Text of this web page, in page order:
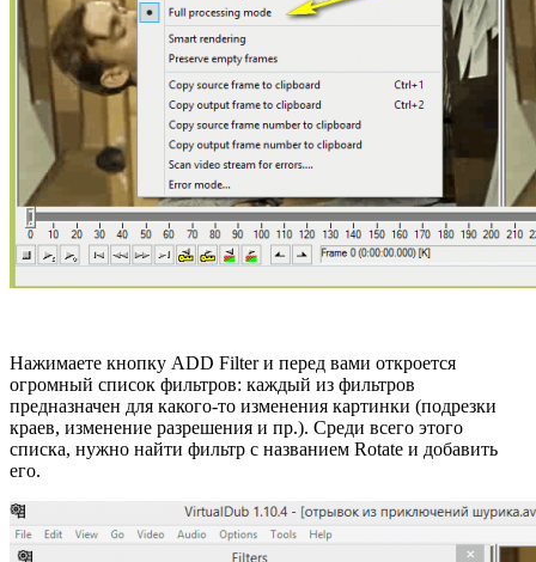
Нажимаете кнопку ADD Filter и перед вами откроется
огромный список фильтров: каждый из фильтров
предназначен для какого-то изменения картинки (подрезки
краев, изменение разрешения и пр.). Среди всего этого
списка, нужно найти фильтр с названием Rotate и добавить
его.